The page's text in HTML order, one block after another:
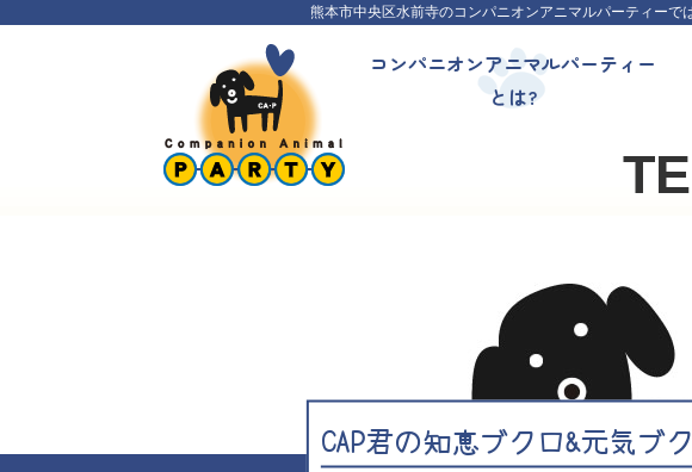
熊本市中央区水前寺のコンパニオンアニマルパーティーで
コンパニオンアニマルパーティー
とは?
CAP君の知恵ブクロ&元気ブ